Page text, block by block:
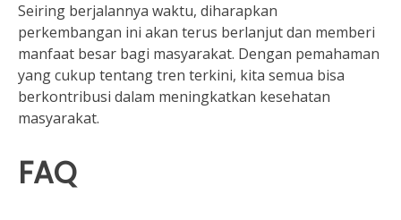
Seiring berjalannya waktu, diharapkan
perkembangan ini akan terus berlanjut dan memberi
manfaat besar bagi masyarakat. Dengan pemahaman
yang cukup tentang tren terkini, kita semua bisa
berkontribusi dalam meningkatkan kesehatan
masyarakat.
FAQ